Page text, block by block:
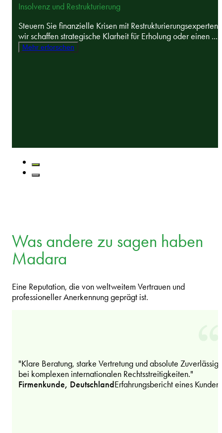
Insolvenz und Restrukturierung
Steuern Sie finanzielle Krisen mit Restrukturierungsexperten
wir schaffen strategische Klarheit für Erholung oder einen ...
Mehr erforschen
Was andere zu sagen haben
Madara
Eine Reputation, die von weltweitem Vertrauen und
professioneller Anerkennung geprägt ist.
"Klare Beratung, starke Vertretung und absolute
bei komplexen internationalen Rechtsstreitigkeiten."
Firmenkunde, DeutschlandErfahrungsbericht eines Kunden